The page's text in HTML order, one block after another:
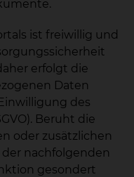
ist freiwillig und
erfolgt die
Daten
des
Beruht die
oder zusätzlichen
nachfolgenden
gesondert